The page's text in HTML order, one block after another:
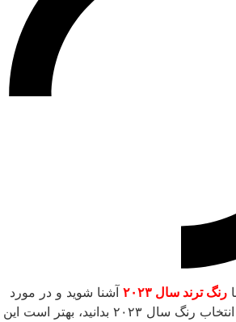
رنگ ترند سال ۲۰۲۳
آشنا شوید و در مورد
جزئیات این رنگ و علت انتخاب رنگ سال ۲۰۲۳ بدانید، بهتر است این